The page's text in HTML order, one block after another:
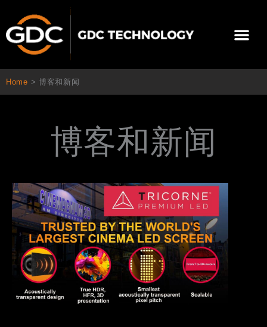
内
Home > 博客和新闻
博客和新闻
Page
Page
PagePage